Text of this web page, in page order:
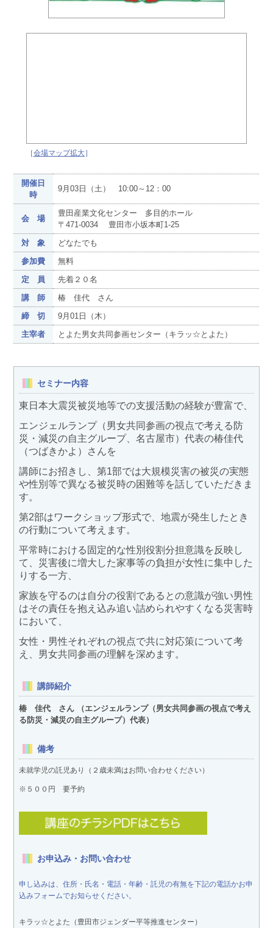
［会場マップ拡大］
開催日
時
9月03日（土） 10:00～12：00
会 場
豊田産業文化センター 多目的ホール
〒471-0034 豊田市小坂本町1-25
対 象
どなたでも
参加費
無料
定 員
先着２０名
講 師
椿 佳代 さん
締 切
9月01日（木）
主宰者
とよた男女共同参画センター（キラッ☆とよた）
セミナー内容
東日本大震災被災地等での支援活動の経験が豊富で、
エンジェルランプ（男女共同参画の視点で考える防
災・減災の自主グループ、名古屋市）代表の椿佳代
（つばきかよ）さんを
講師にお招きし、第1部では大規模災害の被災の実態
や性別等で異なる被災時の困難等を話していただきま
す。
第2部はワークショップ形式で、地震が発生したとき
の行動について考えます。
平常時における固定的な性別役割分担意識を反映し
て、災害後に増大した家事等の負担が女性に集中した
りする一方、
家族を守るのは自分の役割であるとの意識が強い男性
はその責任を抱え込み追い詰められやすくなる災害時
において、
女性・男性それぞれの視点で共に対応策について考
え、男女共同参画の理解を深めます。
講師紹介
椿 佳代 さん （エンジェルランプ（男女共同参画の視点で考え
る防災・減災の自主グループ）代表）
備考
未就学児の託児あり（２歳未満はお問い合わせください）
※５００円 要予約
お申込み・お問い合わせ
申し込みは、住所・氏名・電話・年齢・託児の有無を下記の電話かお申
込みフォームでお知らせください。
キラッ☆とよた（豊田市ジェンダー平等推進センター）